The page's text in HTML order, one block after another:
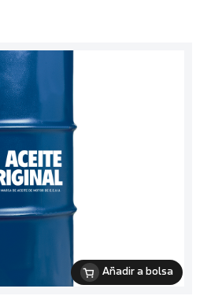
Añadir a bolsa